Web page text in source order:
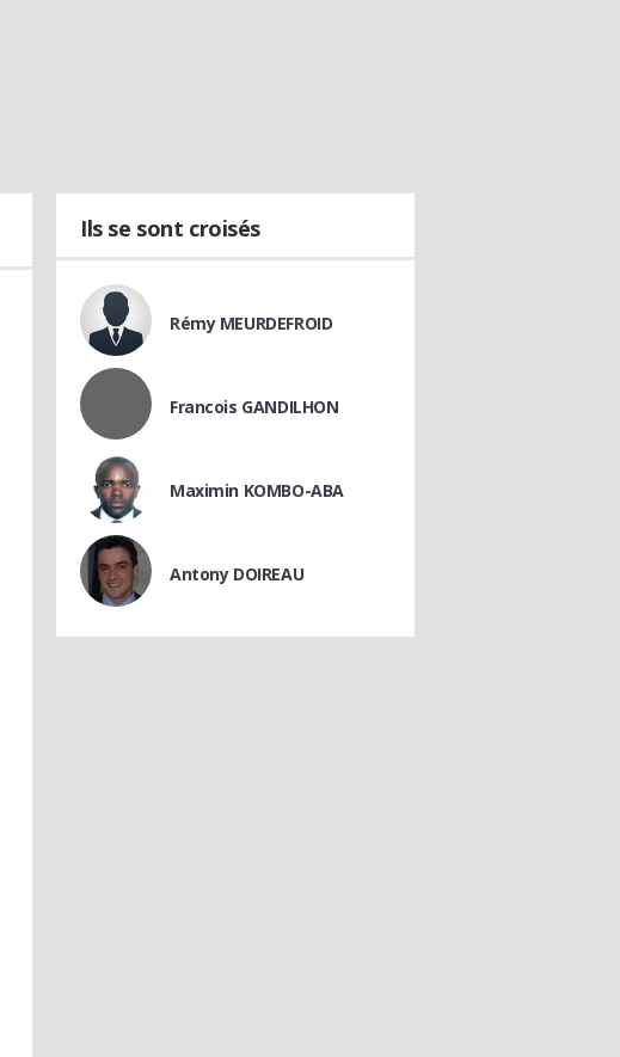
Ils se sont croisés
Rémy MEURDEFROID
Francois GANDILHON
Maximin KOMBO-ABA
Antony DOIREAU